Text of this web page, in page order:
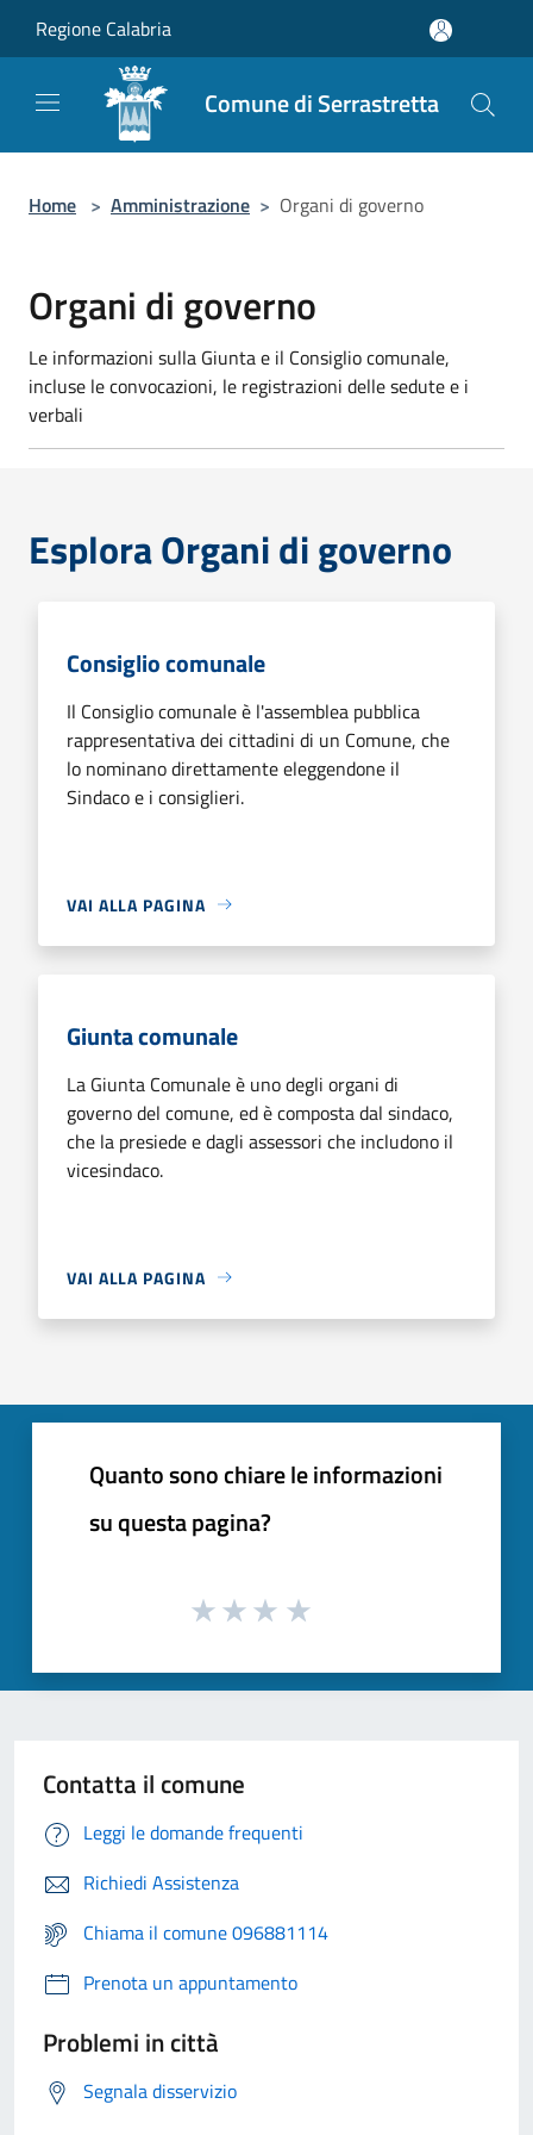
Regione Calabria
Comune di Serrastretta
Home > Amministrazione > Organi di governo
Organi di governo
Le informazioni sulla Giunta e il Consiglio comunale,
incluse le convocazioni, le registrazioni delle sedute e i
verbali
Esplora Organi di governo
Consiglio comunale
Il Consiglio comunale è l'assemblea pubblica
rappresentativa dei cittadini di un Comune, che
lo nominano direttamente eleggendone il
Sindaco e i consiglieri.
VAI ALLA PAGINA
Giunta comunale
La Giunta Comunale è uno degli organi di
governo del comune, ed è composta dal sindaco,
che la presiede e dagli assessori che includono il
vicesindaco.
VAI ALLA PAGINA
Quanto sono chiare le informazioni
su questa pagina?
Contatta il comune
Leggi le domande frequenti
Richiedi Assistenza
Chiama il comune 096881114
Prenota un appuntamento
Problemi in città
Segnala disservizio